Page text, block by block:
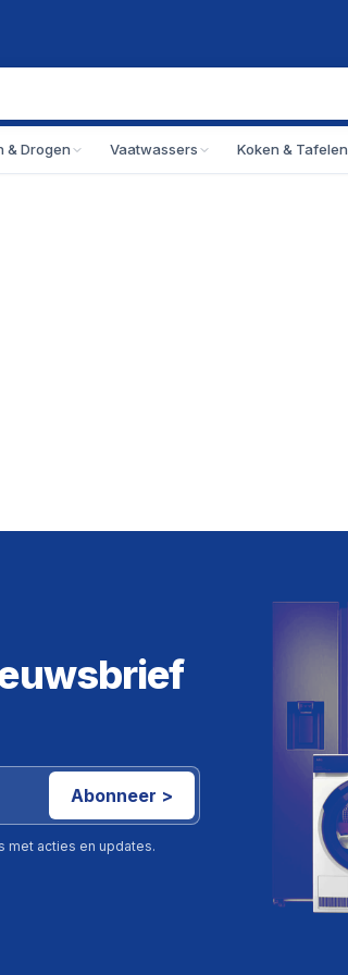
& Drogen Vaatwassers Koken & Tafelen
Abonneer >
met acties en updates.